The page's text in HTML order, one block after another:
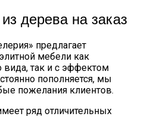
дерева на заказ
предлагает
мебели как
так и с эффектом
пополняется, мы
пожелания клиентов.
ряд отличительных